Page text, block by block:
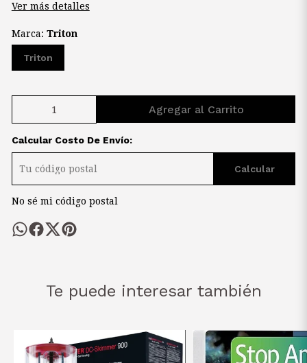
Ver más detalles
Marca: Triton
Triton
Agregar al Carrito
Calcular Costo De Envío:
Calcular
No sé mi código postal
Te puede interesar también